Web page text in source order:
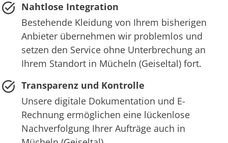
Nahtlose Integration
Bestehende Kleidung von Ihrem bisherigen
Anbieter übernehmen wir problemlos und
setzen den Service ohne Unterbrechung an
Ihrem Standort in Mücheln (Geiseltal) fort.
Transparenz und Kontrolle
Unsere digitale Dokumentation und E-
Rechnung ermöglichen eine lückenlose
Nachverfolgung Ihrer Aufträge auch in